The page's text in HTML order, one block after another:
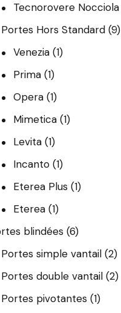
Tecnorovere Nocciola
Portes Hors Standard (9)
Venezia (1)
Prima (1)
Opera (1)
Mimetica (1)
Levita (1)
Incanto (1)
Eterea Plus (1)
Eterea (1)
blindées (6)
Portes simple vantail (2)
Portes double vantail (2)
Portes pivotantes (1)